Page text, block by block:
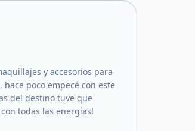
y accesorios para
poco empecé con este
del destino tuve que
todas las energías!